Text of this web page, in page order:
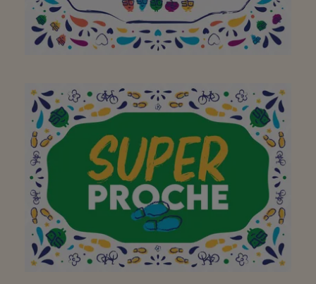
Jullie hebben een breed
gamma aan producten
en zijn altijd vriendelijk!